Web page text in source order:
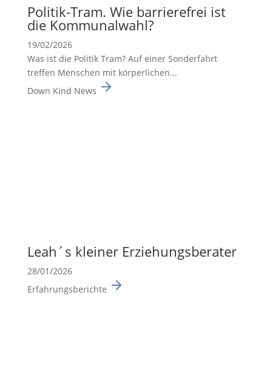
Politik-Tram. Wie barrie­re­frei ist
die Kommu­nal­wahl?
19/02/2026
Was ist die Politik Tram? Auf einer Sonderfahrt
treffen Menschen mit körperlichen...
Down Kind News
Leah´s kleiner Erzie­hungs­be­rater
28/01/2026
Erfahrungsberichte